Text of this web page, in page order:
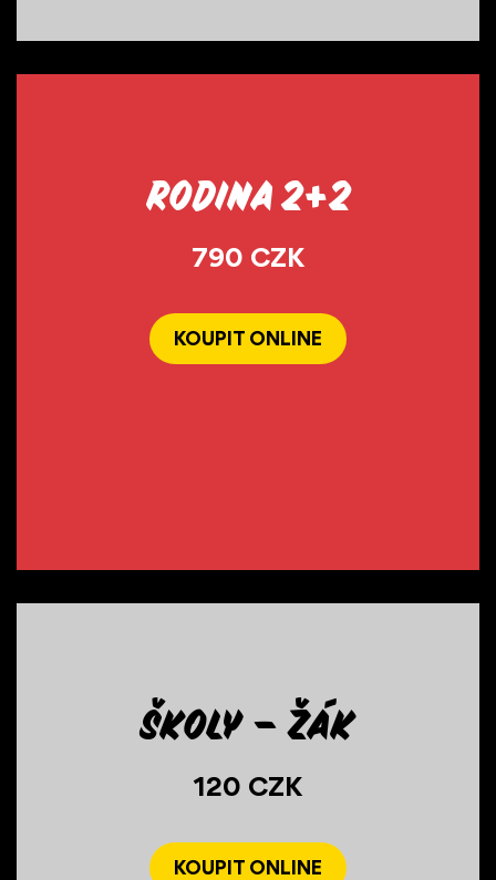
Rodina 2+2
790 CZK
KOUPIT ONLINE
Školy – žák
120 CZK
KOUPIT ONLINE